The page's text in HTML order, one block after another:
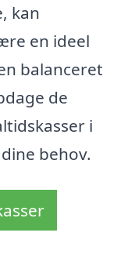
kan
en ideel
balanceret
de
i
behov.